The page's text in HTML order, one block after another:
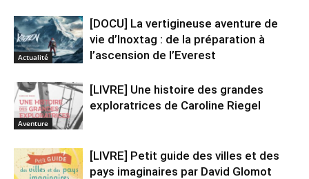
Actualité
[DOCU] La vertigineuse aventure de
vie d’Inoxtag : de la préparation à
l’ascension de l’Everest
Aventure
[LIVRE] Une histoire des grandes
exploratrices de Caroline Riegel
[LIVRE] Petit guide des villes et des
pays imaginaires par David Glomot